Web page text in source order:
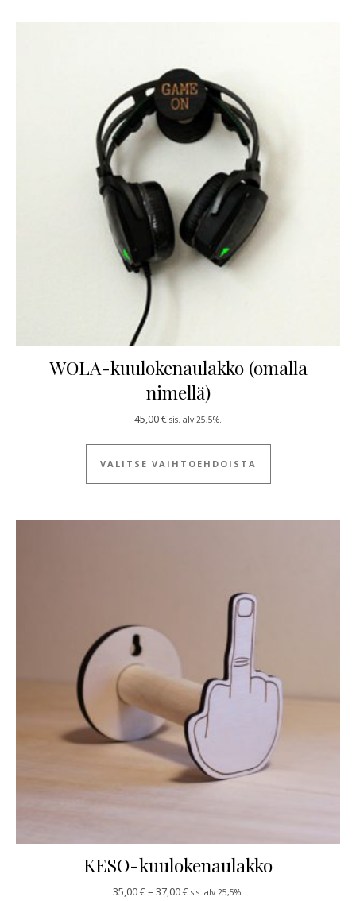
WOLA-kuulokenaulakko (omalla
nimellä)
45,00€ sis. alv 25,5%.
VALITSE VAIHTOEHDOISTA
Tällä tuotteella
KESO-kuulokenaulakko
35,00€– 37,00€Hintaluokka: 35,00 € - 37,00 €
sis. alv 25,5%.